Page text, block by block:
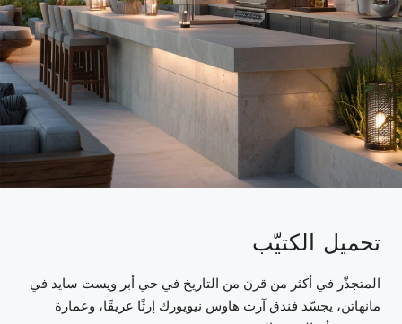
تحميل الكتيّب
المتجذّر في أكثر من قرن من التاريخ في حي أبر ويست سايد في
مانهاتن، يجسّد فندق آرت هاوس نيويورك إرثًا عريقًا، وعمارة